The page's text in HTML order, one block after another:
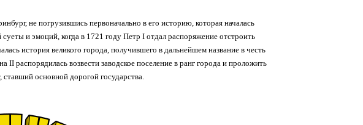
не погрузившись первоначально в его историю, которая началась
и эмоций, когда в 1721 году Петр I отдал распоряжение отстроить
история великого города, получившего в дальнейшем название в честь
распорядилась возвести заводское поселение в ранг города и проложить
основной дорогой государства.